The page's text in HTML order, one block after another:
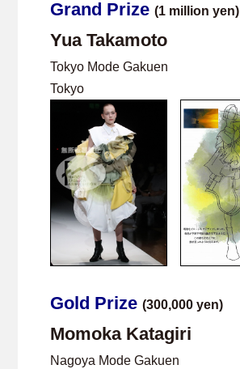
Grand Prize(1 million yen)
Yua Takamoto
Tokyo Mode Gakuen
Tokyo
Gold Prize(300,000 yen)
Momoka Katagiri
Nagoya Mode Gakuen